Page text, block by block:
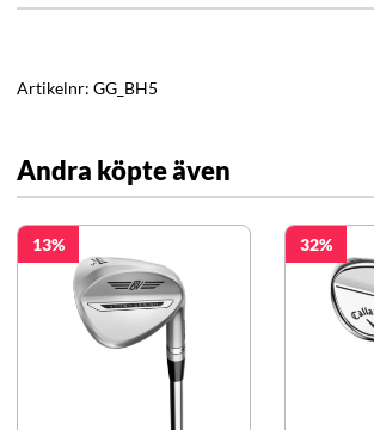
Artikelnr: GG_BH5
Andra köpte även
13 32